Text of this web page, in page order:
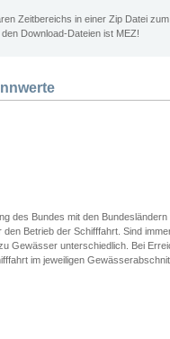
Zeitbereichs in einer Zip Datei
Download-Dateien ist MEZ!
des Bundes mit den
Betrieb der Schifffahrt. Sind
Gewässer unterschiedlich. Bei
im jeweiligen